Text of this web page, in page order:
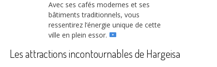
Avec ses cafés modernes et ses
bâtiments traditionnels, vous
ressentirez l’énergie unique de cette
ville en plein essor.
Les attractions incontournables de Hargeisa